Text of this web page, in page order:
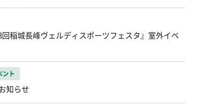
稲城長峰ヴェルディスポーツフェスタ』室外イベ
ント
知らせ